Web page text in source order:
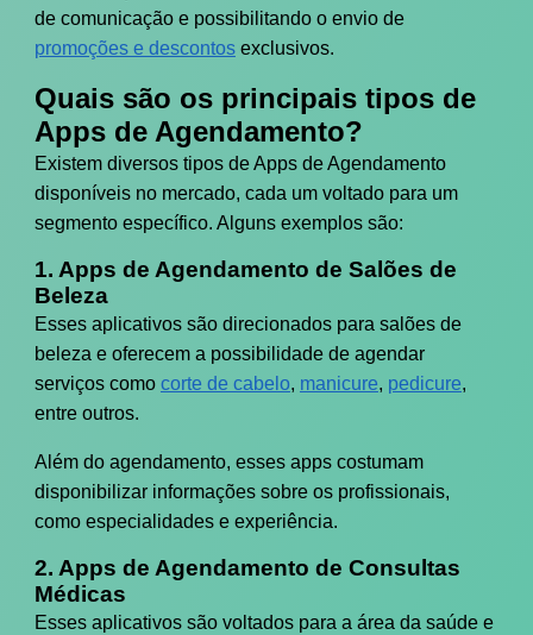
de comunicação e possibilitando o envio de
promoções e descontosexclusivos.
Quais são os principais tipos de
Apps de Agendamento?
Existem diversos tipos de Apps de Agendamento
disponíveis no mercado, cada um voltado para um
segmento específico. Alguns exemplos são:
1. Apps de Agendamento de Salões de
Beleza
Esses aplicativos são direcionados para salões de
beleza e oferecem a possibilidade de agendar
serviços como corte de cabelo, manicure, pedicure,
entre outros.
Além do agendamento, esses apps costumam
disponibilizar informações sobre os profissionais,
como especialidades e experiência.
2. Apps de Agendamento de Consultas
Médicas
Esses aplicativos são voltados para a área da saúde e